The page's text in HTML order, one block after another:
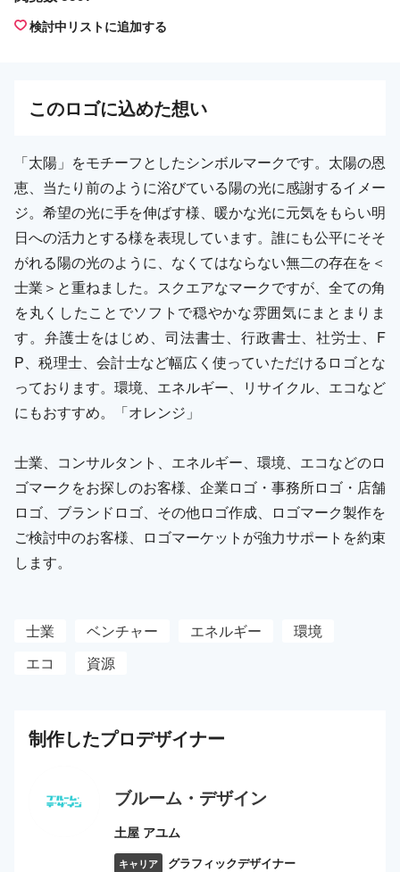
検討中リストに追加する
このロゴに込めた想い
「太陽」をモチーフとしたシンボルマークです。太陽の恩
恵、当たり前のように浴びている陽の光に感謝するイメー
ジ。希望の光に手を伸ばす様、暖かな光に元気をもらい明
日への活力とする様を表現しています。誰にも公平にそそ
がれる陽の光のように、なくてはならない無二の存在を＜
士業＞と重ねました。スクエアなマークですが、全ての角
を丸くしたことでソフトで穏やかな雰囲気にまとまりま
す。弁護士をはじめ、司法書士、行政書士、社労士、F
P、税理士、会計士など幅広く使っていただけるロゴとな
っております。環境、エネルギー、リサイクル、エコなど
にもおすすめ。「オレンジ」
士業、コンサルタント、エネルギー、環境、エコなどのロ
ゴマークをお探しのお客様、企業ロゴ・事務所ロゴ・店舗
ロゴ、ブランドロゴ、その他ロゴ作成、ロゴマーク製作を
ご検討中のお客様、ロゴマーケットが強力サポートを約束
します。
士業 ベンチャー エネルギー
環境
エコ
資源
制作したプロデザイナー
ブルーム・デザイン
土屋 アユム
キャリア グラフィックデザイナー